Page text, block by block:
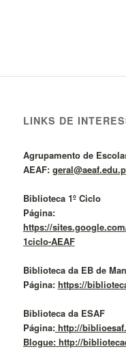
LINKS DE
Agrupamento de
AEAF:
Biblioteca 1º Ciclo
Página:
https://
1ciclo-AEAF
Biblioteca da EB de
Página: https://
Biblioteca da ESAF
Página:http://
Blogue: http://